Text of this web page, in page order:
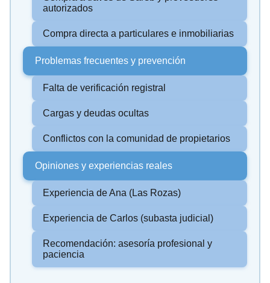
autorizados
Compra directa a particulares e inmobiliarias
Problemas frecuentes y prevención
Falta de verificación registral
Cargas y deudas ocultas
Conflictos con la comunidad de propietarios
Opiniones y experiencias reales
Experiencia de Ana (Las Rozas)
Experiencia de Carlos (subasta judicial)
Recomendación: asesoría profesional y
paciencia